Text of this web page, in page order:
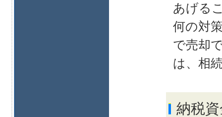
あげる
何の対
で売却
は、相
納税